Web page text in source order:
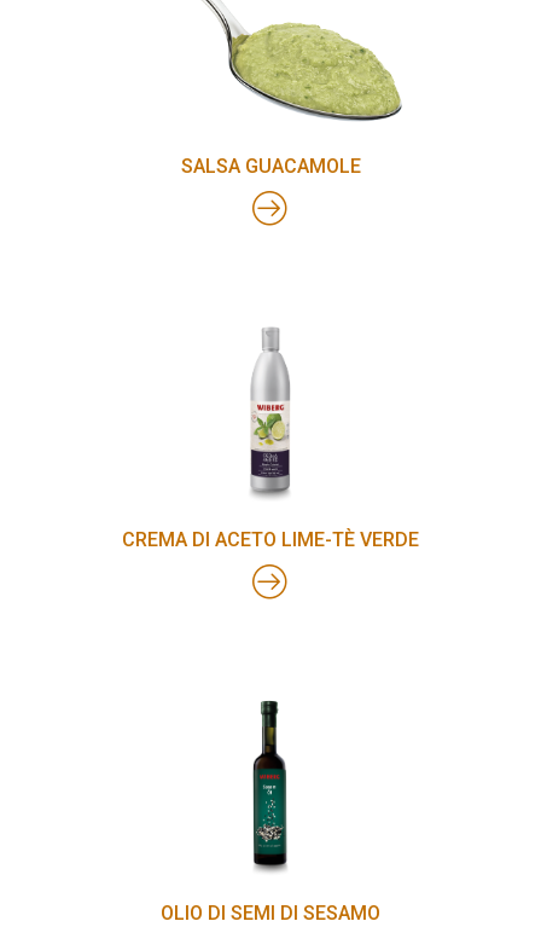
SALSA GUACAMOLE
CREMA DI ACETO LIME-TÈ VERDE
OLIO DI SEMI DI SESAMO